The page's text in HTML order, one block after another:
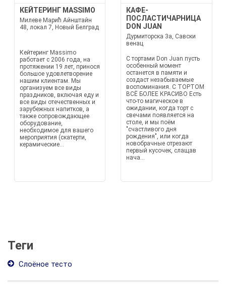
КЕЙТЕРИНГ MASSIMO
Милеве Марић Айнштайн
48, локал 7, Новый Белград
Кейтеринг Massimo
работает с 2006 года, на
протяжении 19 лет, принося
большое удовлетворение
нашим клиентам. Мы
организуем все виды
праздников, включая еду и
все виды отечественных и
зарубежных напитков, а
также сопровождающее
оборудование,
необходимое для вашего
мероприятия (скатерти,
керамические...
КАФЕ-
ПОСЛАСТИЧАРНИЦА
DON JUAN
Дурмиторска 3а, Савски
венац
С тортами Don Juan пусть
особенный момент
останется в памяти и
создаст незабываемые
воспоминания. С ТОРТОМ
ВСЁ БОЛЕЕ КРАСИВО Есть
что-то магическое в
ожидании, когда торт с
свечами появляется на
столе, и мы поём
"счастливого дня
рождения", или когда
новобрачные отрезают
первый кусочек, слащав
нача...
Теги
Слоёное тесто